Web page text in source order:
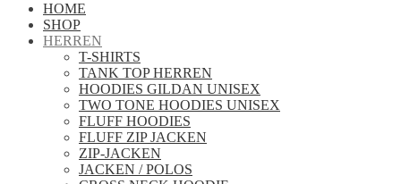
HOME
SHOP
HERREN
T-SHIRTS
TANK TOP HERREN
HOODIES GILDAN UNISEX
TWO TONE HOODIES UNISEX
FLUFF HOODIES
FLUFF ZIP JACKEN
ZIP-JACKEN
JACKEN / POLOS